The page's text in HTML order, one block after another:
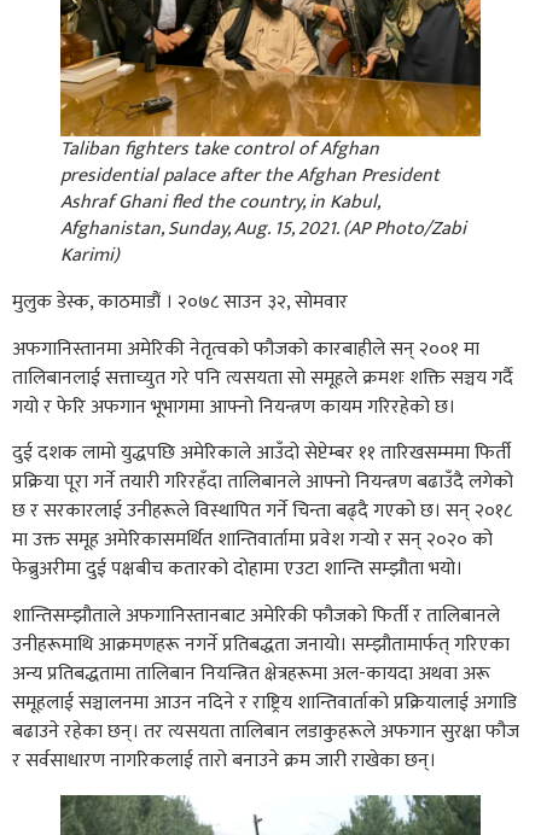
Taliban fighters take control of Afghan
presidential palace after the Afghan President
Ashraf Ghani fled the country, in Kabul,
Afghanistan, Sunday, Aug. 15, 2021. (AP Photo/Zabi
Karimi)
मुलुक डेस्क, काठमाडौं । २०७८ साउन ३२, सोमवार
अफगानिस्तानमा अमेरिकी नेतृत्वको फौजको कारबाहीले सन् २००१ मा
तालिबानलाई सत्ताच्युत गरे पनि त्यसयता सो समूहले क्रमशः शक्ति सञ्चय गर्दै
गयो र फेरि अफगान भूभागमा आफ्नो नियन्त्रण कायम गरिरहेको छ।
दुई दशक लामो युद्धपछि अमेरिकाले आउँदो सेप्टेम्बर ११ तारिखसम्ममा फिर्ती
प्रक्रिया पूरा गर्ने तयारी गरिरहँदा तालिबानले आफ्नो नियन्त्रण बढाउँदै लगेको
छ र सरकारलाई उनीहरूले विस्थापित गर्ने चिन्ता बढ्दै गएको छ। सन् २०१८
मा उक्त समूह अमेरिकासमर्थित शान्तिवार्तामा प्रवेश गर्‍यो र सन् २०२० को
फेब्रुअरीमा दुई पक्षबीच कतारको दोहामा एउटा शान्ति सम्झौता भयो।
शान्तिसम्झौताले अफगानिस्तानबाट अमेरिकी फौजको फिर्ती र तालिबानले
उनीहरूमाथि आक्रमणहरू नगर्ने प्रतिबद्धता जनायो। सम्झौतामार्फत् गरिएका
अन्य प्रतिबद्धतामा तालिबान नियन्त्रित क्षेत्रहरूमा अल-कायदा अथवा अरू
समूहलाई सञ्चालनमा आउन नदिने र राष्ट्रिय शान्तिवार्ताको प्रक्रियालाई अगाडि
बढाउने रहेका छन्। तर त्यसयता तालिबान लडाकुहरूले अफगान सुरक्षा फौज
र सर्वसाधारण नागरिकलाई तारो बनाउने क्रम जारी राखेका छन्।